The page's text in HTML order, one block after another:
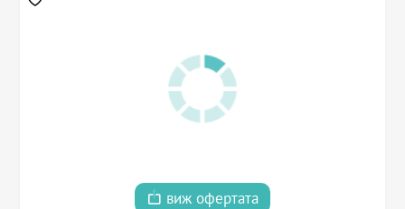
виж офертата